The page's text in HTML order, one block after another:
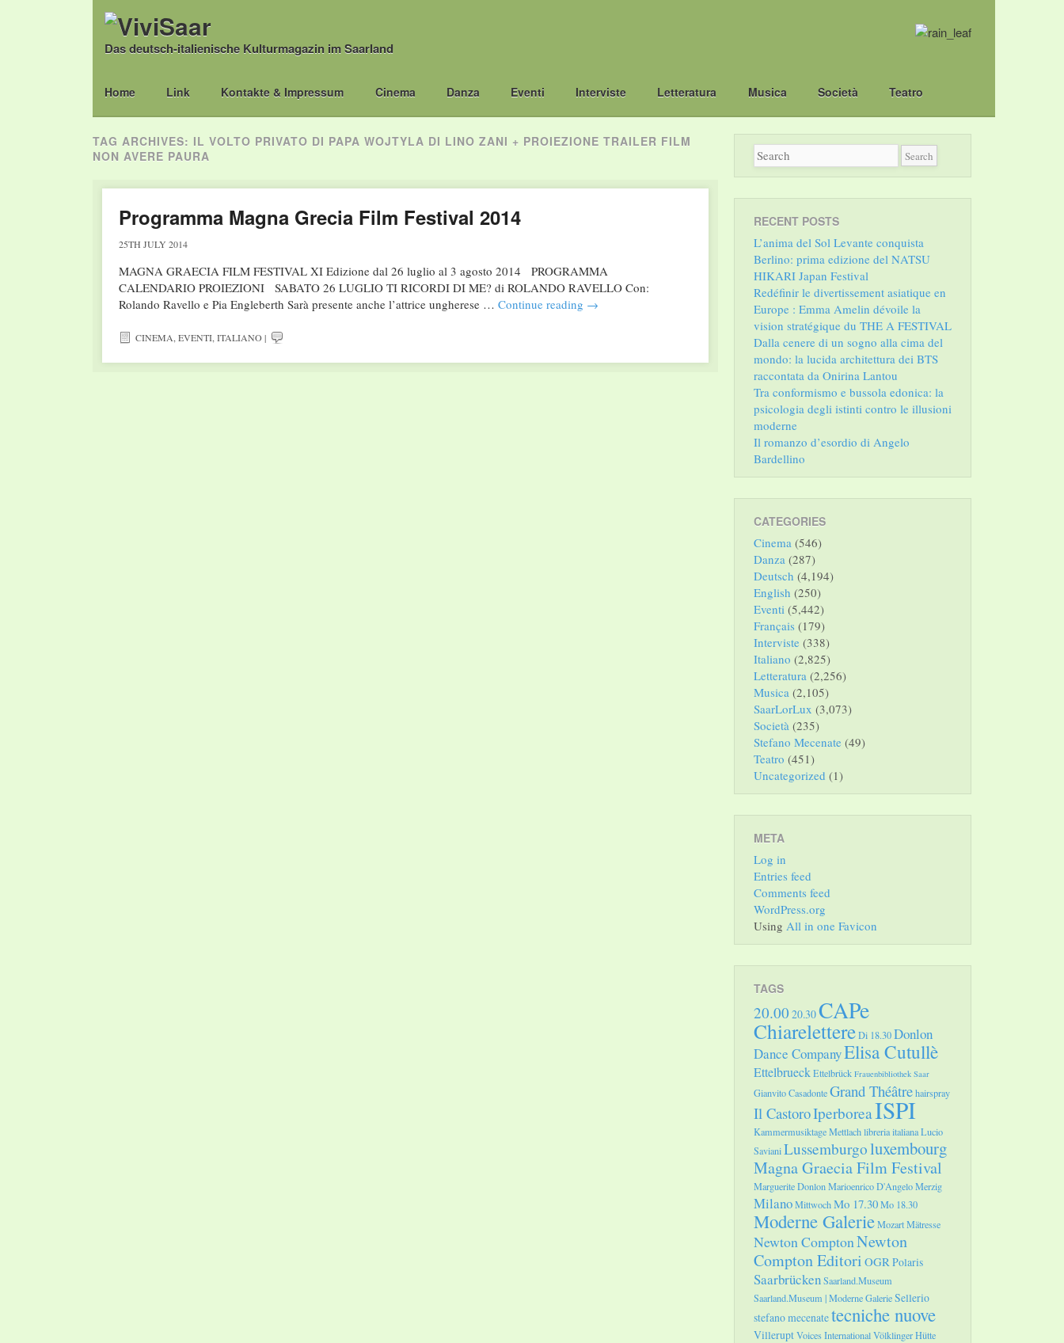
Das deutsch-italienische Kulturmagazin im Saarland
Main menu
Skip
Home Link Kontakte & Impressum Cinema Danza Eventi Interviste Letteratura Musica Società Teatro
TAG ARCHIVES: IL VOLTO PRIVATO DI PAPA WOJTYLA DI LINO ZANI + PROIEZIONE TRAILER FILM
NON AVERE PAURA
Programma Magna Grecia Film Festival 2014
25TH JULY 2014
MAGNA GRAECIA FILM FESTIVAL XI Edizione dal 26 luglio al 3 agosto 2014 PROGRAMMA
CALENDARIO PROIEZIONI SABATO 26 LUGLIO TI RICORDI DI ME? di ROLANDO RAVELLO Con:
Rolando Ravello e Pia Engleberth Sarà presente anche l’attrice ungherese … Continue reading →
CINEMA,EVENTI,ITALIANO|
RECENT POSTS
L’anima del Sol Levante conquista
Berlino: prima edizione del NATSU
HIKARI Japan Festival
Redéfinir le divertissement asiatique en
Europe : Emma Amelin dévoile la
vision stratégique du THE A FESTIVAL
Dalla cenere di un sogno alla cima del
mondo: la lucida architettura dei BTS
raccontata da Onirina Lantou
Tra conformismo e bussola edonica: la
psicologia degli istinti contro le illusioni
moderne
Il romanzo d’esordio di Angelo
Bardellino
CATEGORIES
Cinema (546)
Danza (287)
Deutsch (4,194)
English (250)
Eventi (5,442)
Français (179)
Interviste (338)
Italiano (2,825)
Letteratura (2,256)
Musica (2,105)
SaarLorLux (3,073)
Società (235)
Stefano Mecenate (49)
Teatro (451)
Uncategorized (1)
META
Log in
Entries feed
Comments feed
WordPress.org
Using All in one Favicon
TAGS
20.00 20.30CAPe
ChiarelettereDi 18.30Donlon
Dance CompanyElisa Cutullè
EttelbrueckEttelbrück Frauenbibliothek Saar
Gianvito CasadonteGrand Théâtrehairspray
Il CastoroIperboreaISPI
Kammermusiktage Mettlachlibreria italianaLucio
SavianiLussemburgoluxembourg
Magna Graecia Film Festival
Marguerite DonlonMarioenrico D'AngeloMerzig
MilanoMittwochMo 17.30Mo 18.30
Moderne GalerieMozartMätresse
Newton ComptonNewton
Compton Editori OGRPolaris
SaarbrückenSaarland.Museum
Saarland.Museum | Moderne GalerieSellerio
stefano mecenatetecniche nuove
VilleruptVoices InternationalVölklinger Hütte